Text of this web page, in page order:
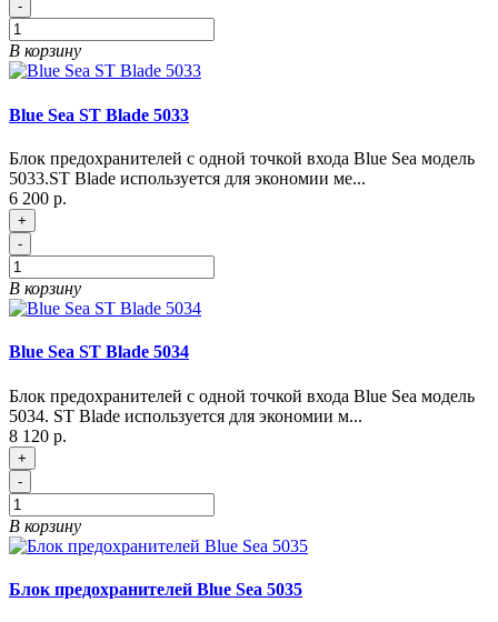
-
В корзину
Blue Sea ST Blade 5033
Блок предохранителей с одной точкой входа Blue Sea модель
5033.ST Blade используется для экономии ме...
6 200 р.
+
-
В корзину
Blue Sea ST Blade 5034
Блок предохранителей с одной точкой входа Blue Sea модель
5034. ST Blade используется для экономии м...
8 120 р.
+
-
В корзину
Блок предохранителей Blue Sea 5035